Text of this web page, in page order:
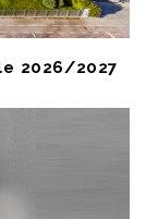
2026/2027